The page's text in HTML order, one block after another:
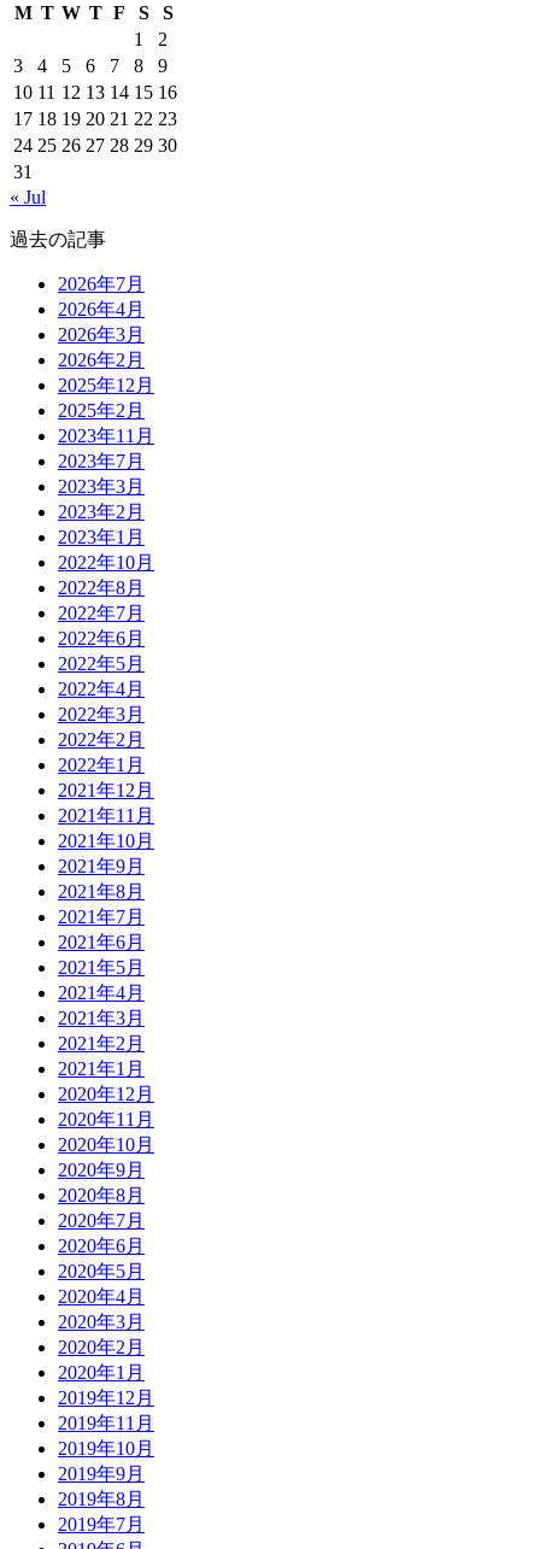
M T W T F S
S
1
2
3
4 5 6 7 8
9
10 11 12 13 14 15 16
17 18 19 20 21 22 23
24 25 26 27 28 29 30
31
« Jul
過去の記事
2026年7月
2026年4月
2026年3月
2026年2月
2025年12月
2025年2月
2023年11月
2023年7月
2023年3月
2023年2月
2023年1月
2022年10月
2022年8月
2022年7月
2022年6月
2022年5月
2022年4月
2022年3月
2022年2月
2022年1月
2021年12月
2021年11月
2021年10月
2021年9月
2021年8月
2021年7月
2021年6月
2021年5月
2021年4月
2021年3月
2021年2月
2021年1月
2020年12月
2020年11月
2020年10月
2020年9月
2020年8月
2020年7月
2020年6月
2020年5月
2020年4月
2020年3月
2020年2月
2020年1月
2019年12月
2019年11月
2019年10月
2019年9月
2019年8月
2019年7月